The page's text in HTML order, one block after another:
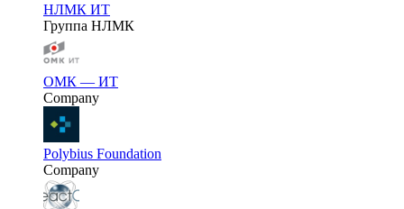
НЛМК ИТ
Группа НЛМК
ОМК — ИТ
Company
Polybius Foundation
Company